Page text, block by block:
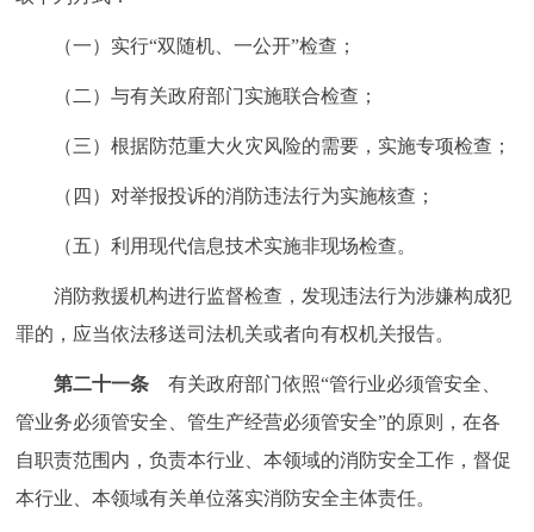
（一）实行“双随机、一公开”检查；
（二）与有关政府部门实施联合检查；
（三）根据防范重大火灾风险的需要，实施专项检查；
（四）对举报投诉的消防违法行为实施核查；
（五）利用现代信息技术实施非现场检查。
消防救援机构进行监督检查，发现违法行为涉嫌构成犯
罪的，应当依法移送司法机关或者向有权机关报告。
第二十一条 有关政府部门依照“管行业必须管安全、
管业务必须管安全、管生产经营必须管安全”的原则，在各
自职责范围内，负责本行业、本领域的消防安全工作，督促
本行业、本领域有关单位落实消防安全主体责任。